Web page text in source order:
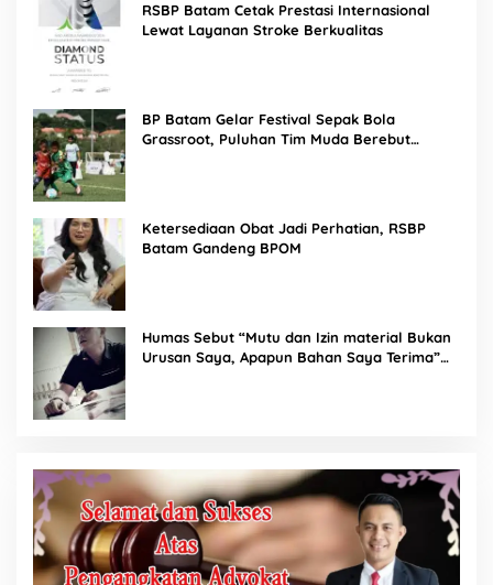
RSBP Batam Cetak Prestasi Internasional
Lewat Layanan Stroke Berkualitas
BP Batam Gelar Festival Sepak Bola
Grassroot, Puluhan Tim Muda Berebut
Ketersediaan Obat Jadi Perhatian, RSBP
Batam Gandeng BPOM
Humas Sebut “Mutu dan Izin material Bukan
Urusan Saya, Apapun Bahan Saya Terima”